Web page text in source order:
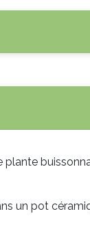
plante
un pot